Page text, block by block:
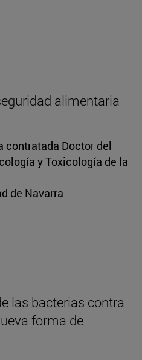
alimentaria
contratada Doctor del
y Toxicología de la
de Navarra
las bacterias contra
forma de